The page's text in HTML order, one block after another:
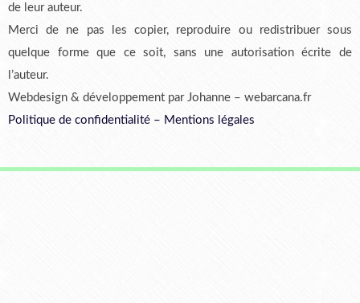
de leur auteur.
Merci de ne pas les copier, reproduire ou redistribuer sous
quelque forme que ce soit, sans une autorisation écrite de
l’auteur.
Webdesign & développement par Johanne – webarcana.fr
Politique de confidentialité – Mentions légales